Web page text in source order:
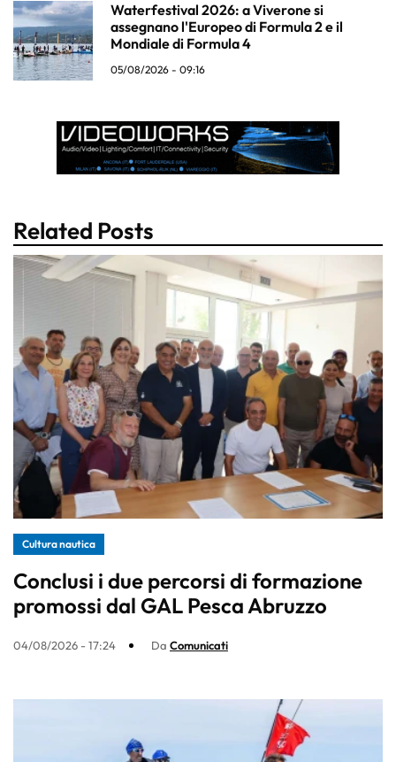
Waterfestival 2026: a Viverone si
assegnano l'Europeo di Formula 2 e il
Mondiale di Formula 4
05/08/2026 - 09:16
Related Posts
Cultura nautica
Conclusi i due percorsi di formazione
promossi dal GAL Pesca Abruzzo
04/08/2026 - 17:24 Da Comunicati